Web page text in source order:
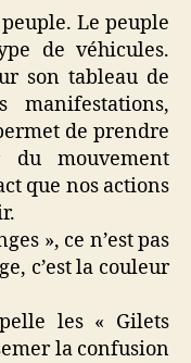
peuple. Le peuple
de véhicules.
son tableau de
de prendre
du mouvement
que nos actions
», ce n’est pas
c’est la couleur
les « Gilets
la confusion